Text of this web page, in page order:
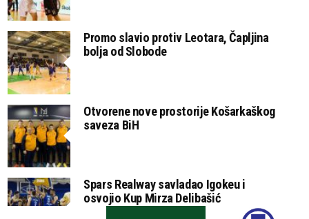
Promo slavio protiv Leotara, Čapljina
bolja od Slobode
Otvorene nove prostorije Košarkaškog
saveza BiH
Spars Realway savladao Igokeu i
osvojio Kup Mirza Delibašić